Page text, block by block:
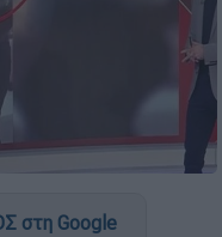
στη Google